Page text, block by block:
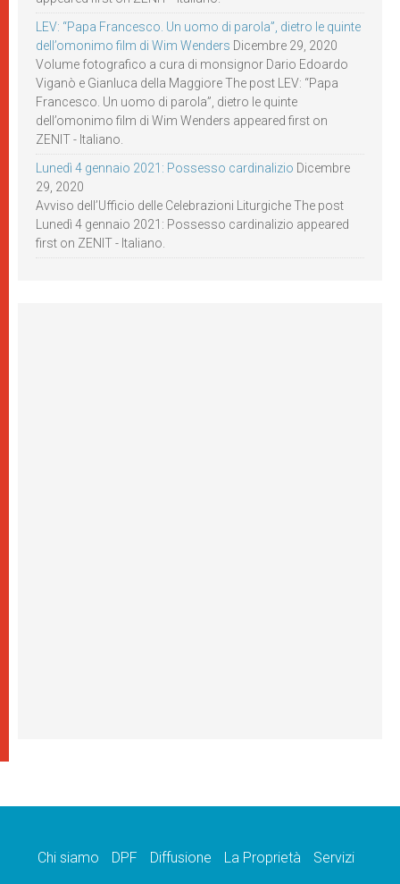
LEV: “Papa Francesco. Un uomo di parola”, dietro le quinte
dell’omonimo film di Wim Wenders Dicembre 29, 2020
Volume fotografico a cura di monsignor Dario Edoardo
Viganò e Gianluca della Maggiore The post LEV: “Papa
Francesco. Un uomo di parola”, dietro le quinte
dell’omonimo film di Wim Wenders appeared first on
ZENIT - Italiano.
Lunedì 4 gennaio 2021: Possesso cardinalizio Dicembre
29, 2020
Avviso dell’Ufficio delle Celebrazioni Liturgiche The post
Lunedì 4 gennaio 2021: Possesso cardinalizio appeared
first on ZENIT - Italiano.
Chi siamo DPF Diffusione La Proprietà
Servizi